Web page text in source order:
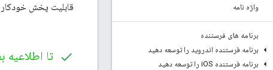
واژه نامه
برنامه های فرستنده
برنامه فرستنده اندروید را توسعه دهید
برنامه فرستنده i OS را توسعه دهید
قابلیت پخش
تا اطلاعیه